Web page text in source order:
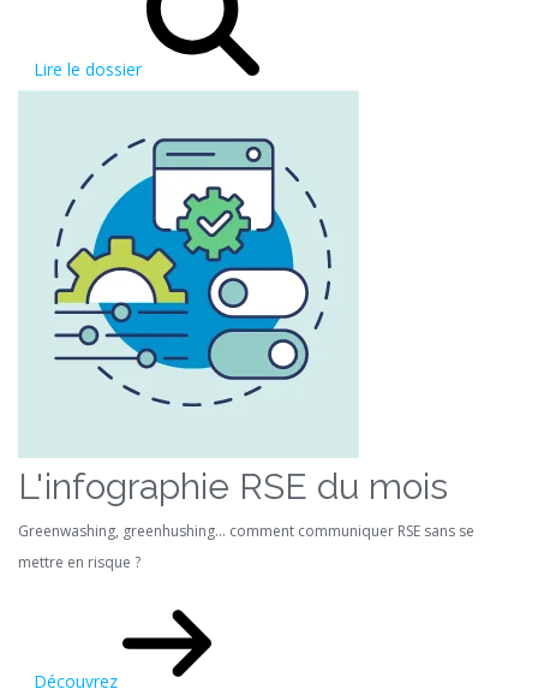
Lire le dossier
L'infographie RSE du mois
Greenwashing, greenhushing… comment communiquer RSE sans se
mettre en risque ?
Découvrez